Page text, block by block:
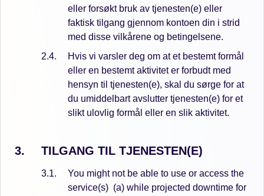
eller forsøkt bruk av tjenesten(e) eller
faktisk tilgang gjennom kontoen din i strid
med disse vilkårene og betingelsene.
Hvis vi varsler deg om at et bestemt formål
eller en bestemt aktivitet er forbudt med
hensyn til tjenesten(e), skal du sørge for at
du umiddelbart avslutter tjenesten(e) for et
slikt ulovlig formål eller en slik aktivitet.
TILGANG TIL TJENESTEN(E)
You might not be able to use or access the
service(s) (a) while projected downtime for